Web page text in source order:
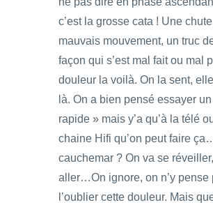
c’est la grosse cata ! Une
mauvais mouvement, un truc
façon qui s’est mal fait ou mal
douleur la voilà. On la sent,
là. On a bien pensé essayer
rapide » mais y’a qu’à la télé
chaine Hifi qu’on peut faire
cauchemar ? On va se
aller…On ignore, on n’y pense
l’oublier cette douleur. Mais